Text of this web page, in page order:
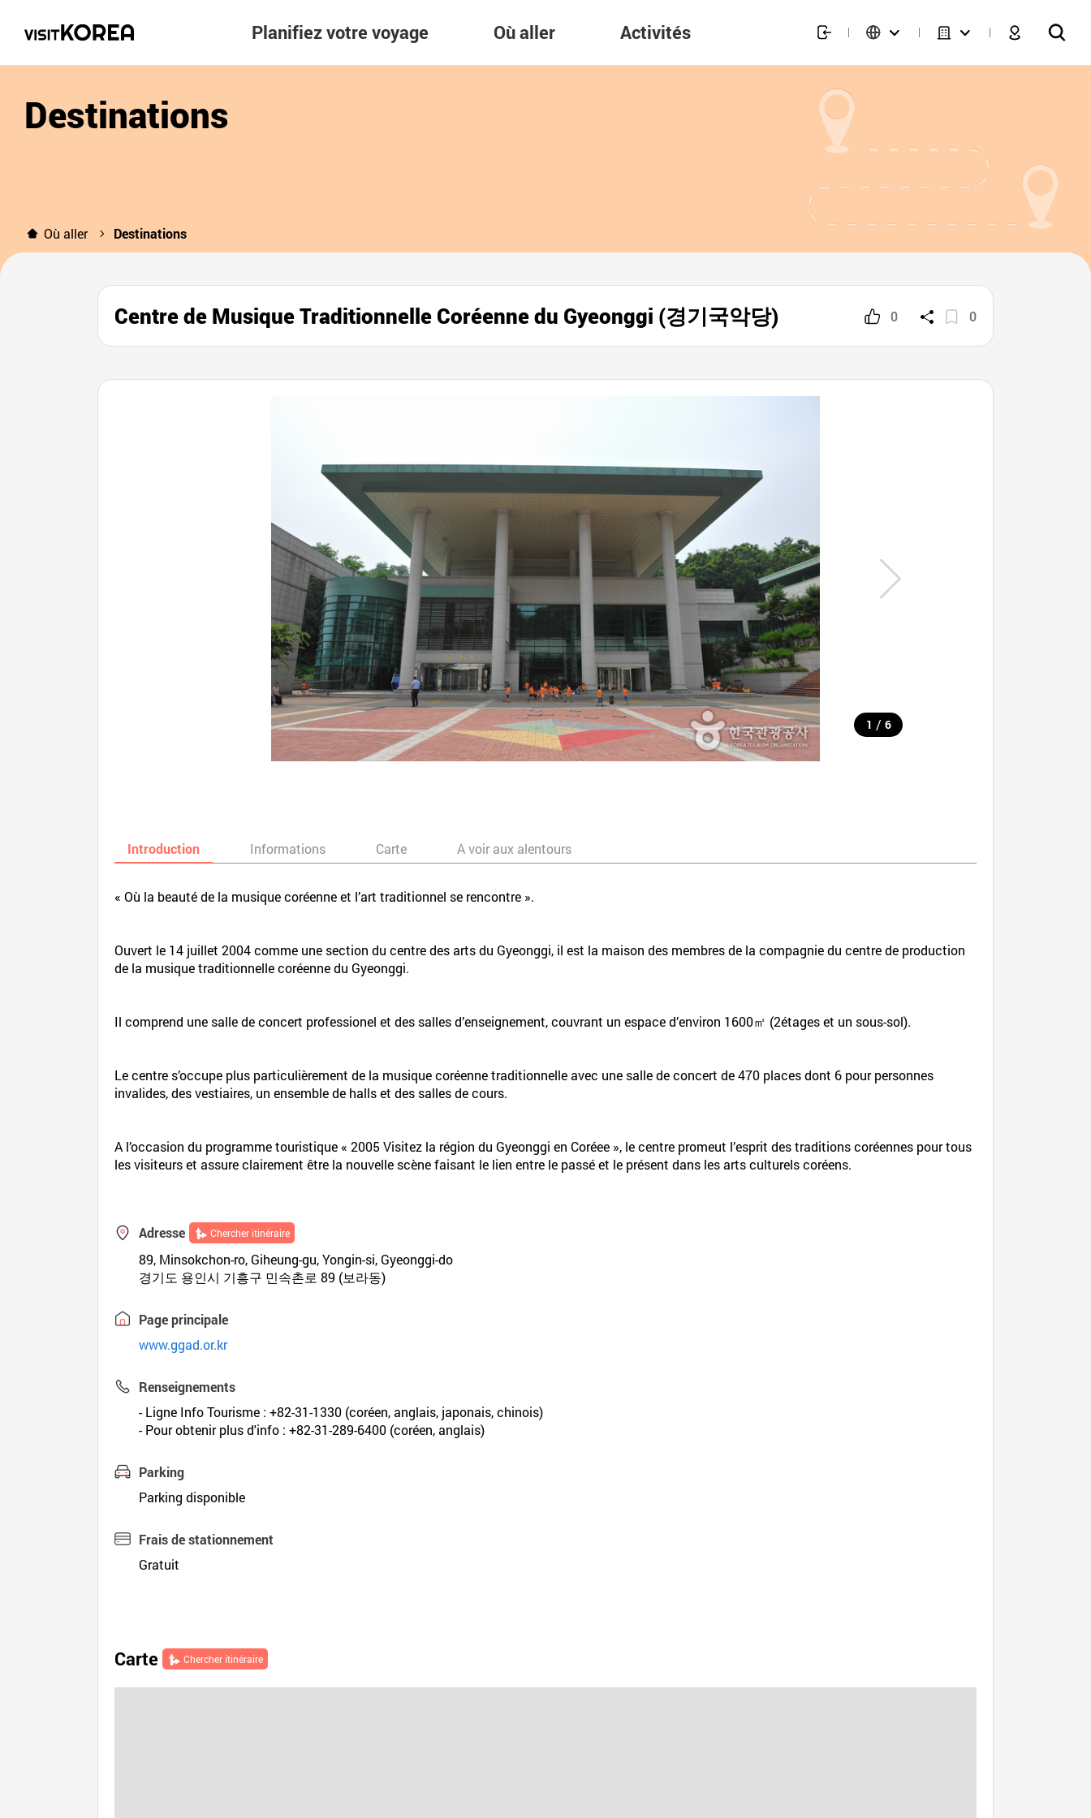
Planifiez votre voyage Où aller Activités
Destinations
Où aller Destinations
Centre de Musique Traditionnelle Coréenne du Gyeonggi (경기국악당) 0 0
1 / 6
Introduction Informations Carte A voir aux alentours
« Où la beauté de la musique coréenne et l’art traditionnel se rencontre ».
Ouvert le 14 juillet 2004 comme une section du centre des arts du Gyeonggi, il est la maison des membres de la compagnie du centre de production
de la musique traditionnelle coréenne du Gyeonggi.
Il comprend une salle de concert professionel et des salles d’enseignement, couvrant un espace d’environ 1600㎡ (2étages et un sous-sol).
Le centre s’occupe plus particulièrement de la musique coréenne traditionnelle avec une salle de concert de 470 places dont 6 pour personnes
invalides, des vestiaires, un ensemble de halls et des salles de cours.
A l’occasion du programme touristique « 2005 Visitez la région du Gyeonggi en Coréee », le centre promeut l’esprit des traditions coréennes pour tous
les visiteurs et assure clairement être la nouvelle scène faisant le lien entre le passé et le présent dans les arts culturels coréens.
Adresse Chercher itinéraire
89, Minsokchon-ro, Giheung-gu, Yongin-si, Gyeonggi-do
경기도 용인시 기흥구 민속촌로 89 (보라동)
Page principale
www.ggad.or.kr
Renseignements
- Ligne Info Tourisme : +82-31-1330 (coréen, anglais, japonais, chinois)
- Pour obtenir plus d'info : +82-31-289-6400 (coréen, anglais)
Parking
Parking disponible
Frais de stationnement
Gratuit
Carte Chercher itinéraire